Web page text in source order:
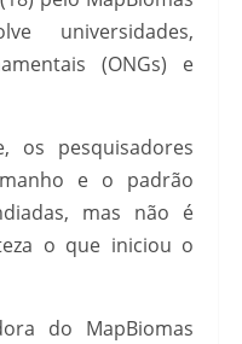
universidades,
(ONGs) e
os pesquisadores
e o padrão
mas não é
o que iniciou o
do MapBiomas